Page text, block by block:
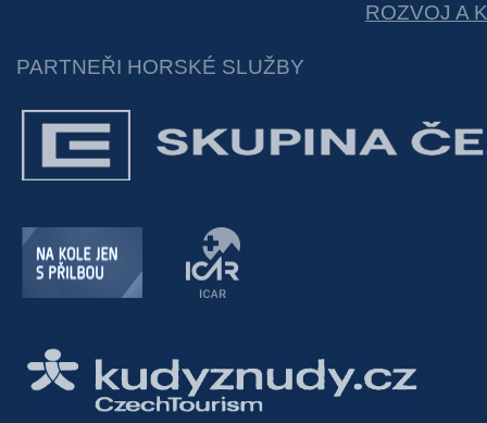
ROZVOJ A
PARTNEŘI HORSKÉ SLUŽBY